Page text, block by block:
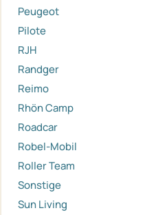
Peugeot
Pilote
RJH
Randger
Reimo
Rhön Camp
Roadcar
Robel-Mobil
Roller Team
Sonstige
Sun Living